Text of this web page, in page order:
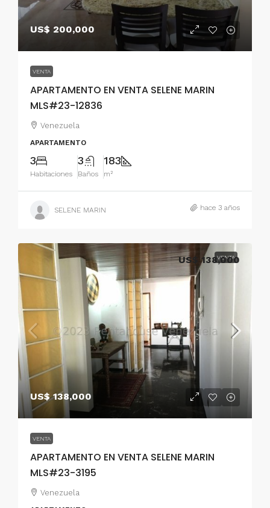
US$ 200,000
VENTA
APARTAMENTO EN VENTA SELENE MARIN
MLS#23-12836
Venezuela
APARTAMENTO
3
Habitaciones
3
Baños
183
m²
SELENE MARIN hace 3 años
VENTA
US$ 138,000
VENTA
APARTAMENTO EN VENTA SELENE MARIN
MLS#23-3195
US$ 138,000
Venezuela